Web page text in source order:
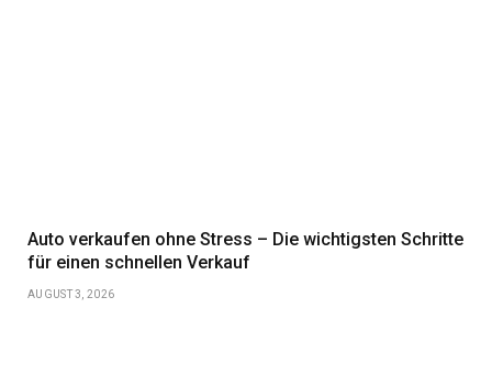
Auto verkaufen ohne Stress – Die wichtigsten Schritte
für einen schnellen Verkauf
AUGUST 3, 2026